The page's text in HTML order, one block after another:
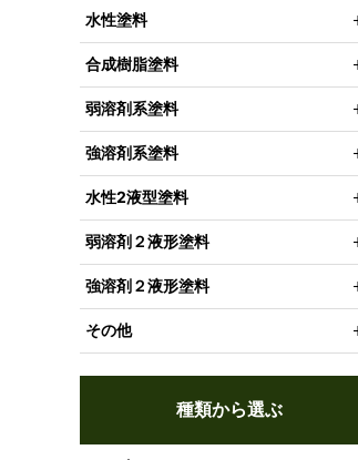
水性塗料
合成樹脂塗料
弱溶剤系塗料
強溶剤系塗料
水性2液型塗料
弱溶剤２液形塗料
強溶剤２液形塗料
その他
種類から選ぶ